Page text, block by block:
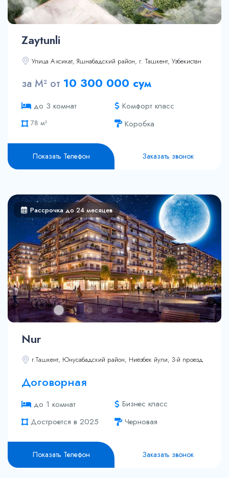
Zaytunli
Улица Ахсикат, Яшнабадский район, г. Ташкент, Узбекистан
за М² от 10 300 000 сум
до 3 комнат Комфорт класс
46.8 м²
67.2 м²
67.6 м²
69.3 м²
70.9 м²
75 м²
75 м²
75.1 м²
74.4 м²
92.8 м²
93.1 м²
93.1 м²
96.5 м²
99.8 м²
105.2 м²
Коробка
Показать Телефон Заказать звонок
Рассрочка до 24 месяцев
Nur
г.Ташкент, Юнусабадский район, Ниёзбек йули, 3-й проезд
Договорная
до 1 комнат
Бизнес класс
Достроется в 2025
Черновая
Показать Телефон Заказать звонок